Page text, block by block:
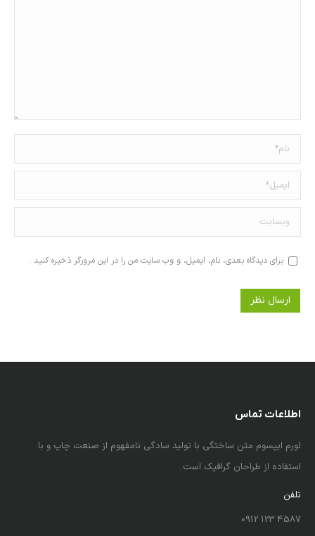
نام *
ایمیل *
وبسایت
برای دیدگاه بعدی، نام، ایمیل، و وب سایت من را در این مرورگر ذخیره کنید .
ارسال نظر
اطلاعات تماس
لورم ایپسوم متن ساختگی با تولید سادگی نامفهوم از صنعت چاپ و با
استفاده از طراحان گرافیک است.
تلفن
4587 123 0912